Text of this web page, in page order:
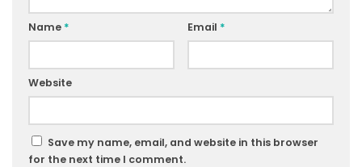
Name * Email *
Website
Save my name, email, and website in this browser
for the next time I comment.